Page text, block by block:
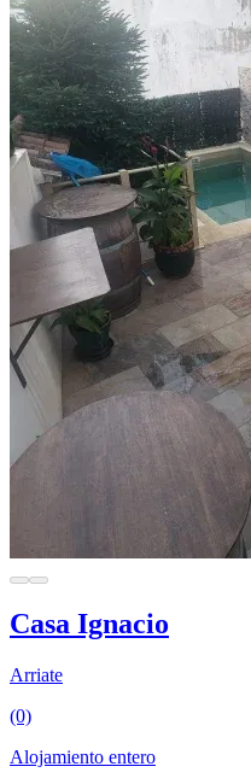
Casa Ignacio
Arriate
(0)
Alojamiento entero